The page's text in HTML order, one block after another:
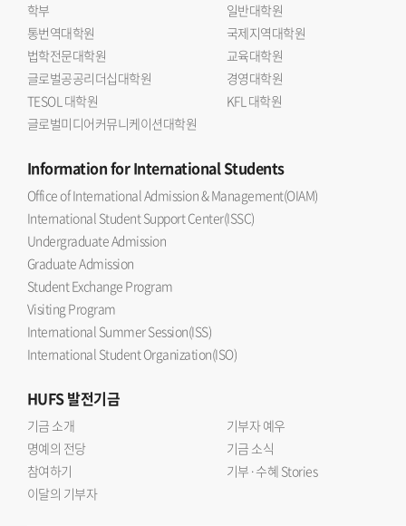
학부
일반대학원
통번역대학원
국제지역대학원
법학전문대학원
교육대학원
글로벌공공리더십대학원
경영대학원
TESOL 대학원
KFL 대학원
글로벌미디어커뮤니케이션대학원
Informationfor International Students
Office of International Admission & Management(OIAM)
International Student Support Center(ISSC)
Undergraduate Admission
Graduate Admission
Student Exchange Program
Visiting Program
International Summer Session(ISS)
International Student Organization(ISO)
HUFS발전기금
기금 소개
기부자 예우
명예의 전당
기금 소식
참여하기
기부·수혜 Stories
이달의 기부자